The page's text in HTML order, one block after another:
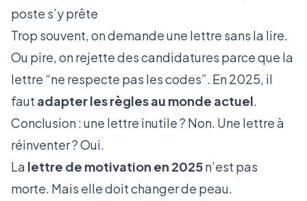
poste s’y prête
Trop souvent, on demande une lettre sans la lire.
Ou pire, on rejette des candidatures parce que la
lettre “ne respecte pas les codes”. En 2025, il
faut adapter les règles au monde actuel.
Conclusion : une lettre inutile ? Non. Une lettre à
réinventer ? Oui.
La lettre de motivation en 2025n’est pas
morte. Mais elle doit changer de peau.